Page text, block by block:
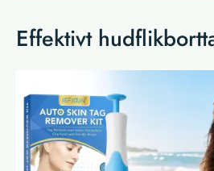
Effektivt